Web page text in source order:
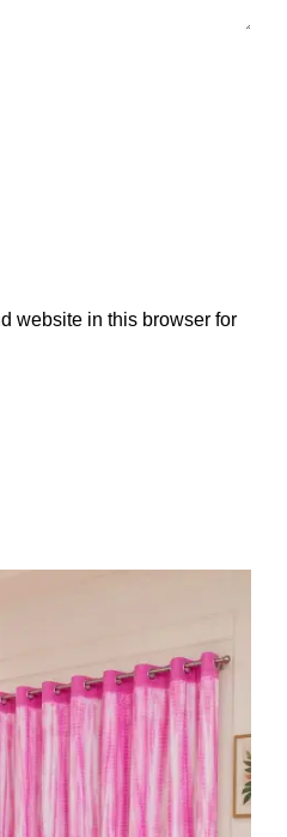
website in this browser for